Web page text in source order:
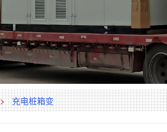
> 充电桩箱变